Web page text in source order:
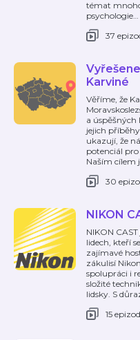
témat
psychologie…
37
Karviné
Věříme, že
a úspěšných
jejich
ukazují, že
potenciál
Naším cílem
30
NIKON
NIKON
lidech, kteří
zajímavé
zákulisí
spolupráci i
složité
lidsky. S
15 epizod